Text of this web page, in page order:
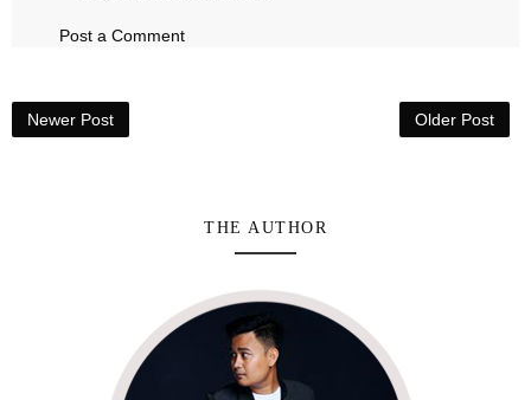
Post a Comment
Newer Post Older Post
THE AUTHOR